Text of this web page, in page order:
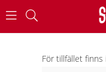
För tillfället